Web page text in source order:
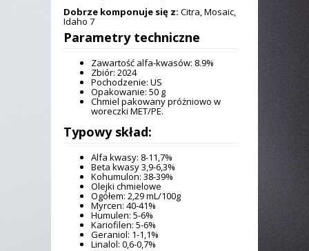
Dobrze komponuje się z: Citra, Mosaic,
Idaho 7
Parametry techniczne
Zawartość alfa-kwasów: 8.9%
Zbiór: 2024
Pochodzenie: US
Opakowanie: 50 g
Chmiel pakowany próżniowo w
woreczki MET/PE.
Typowy skład:
Alfa kwasy: 8-11,7%
Beta kwasy 3,9-6,3%
Kohumulon: 38-39%
Olejki chmielowe
Ogółem: 2,29 mL/100g
Myrcen: 40-41%
Humulen: 5-6%
Kariofilen: 5-6%
Geraniol: 1-1,1%
Linalol: 0,6-0,7%